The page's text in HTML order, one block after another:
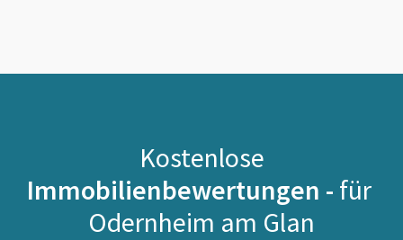
Kostenlose
Immobilienbewertungen - für
Odernheim am Glan